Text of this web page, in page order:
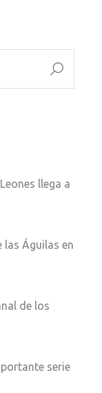
llega a
las Águilas en
de los
serie